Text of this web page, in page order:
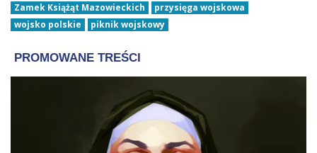
Zamek Książąt Mazowieckich
przysięga wojskowa
wojsko polskie
piknik wojskowy